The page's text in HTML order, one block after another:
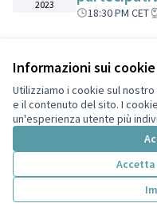
Informazioni sui
Utilizziamo i cookie sul
e il contenuto del sito. I
un'esperienza utente più
2023
18:30 PM CET
Termini di servizio
Impostazioni dei cookie
Italiano
Choose languageScegli la lingua
Sito web creato consoftware libero